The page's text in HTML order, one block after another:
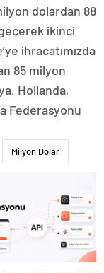
dolardan 88
ikinci
ihracatımızda
85 milyon
Hollanda,
Federasyonu
Milyon Dolar